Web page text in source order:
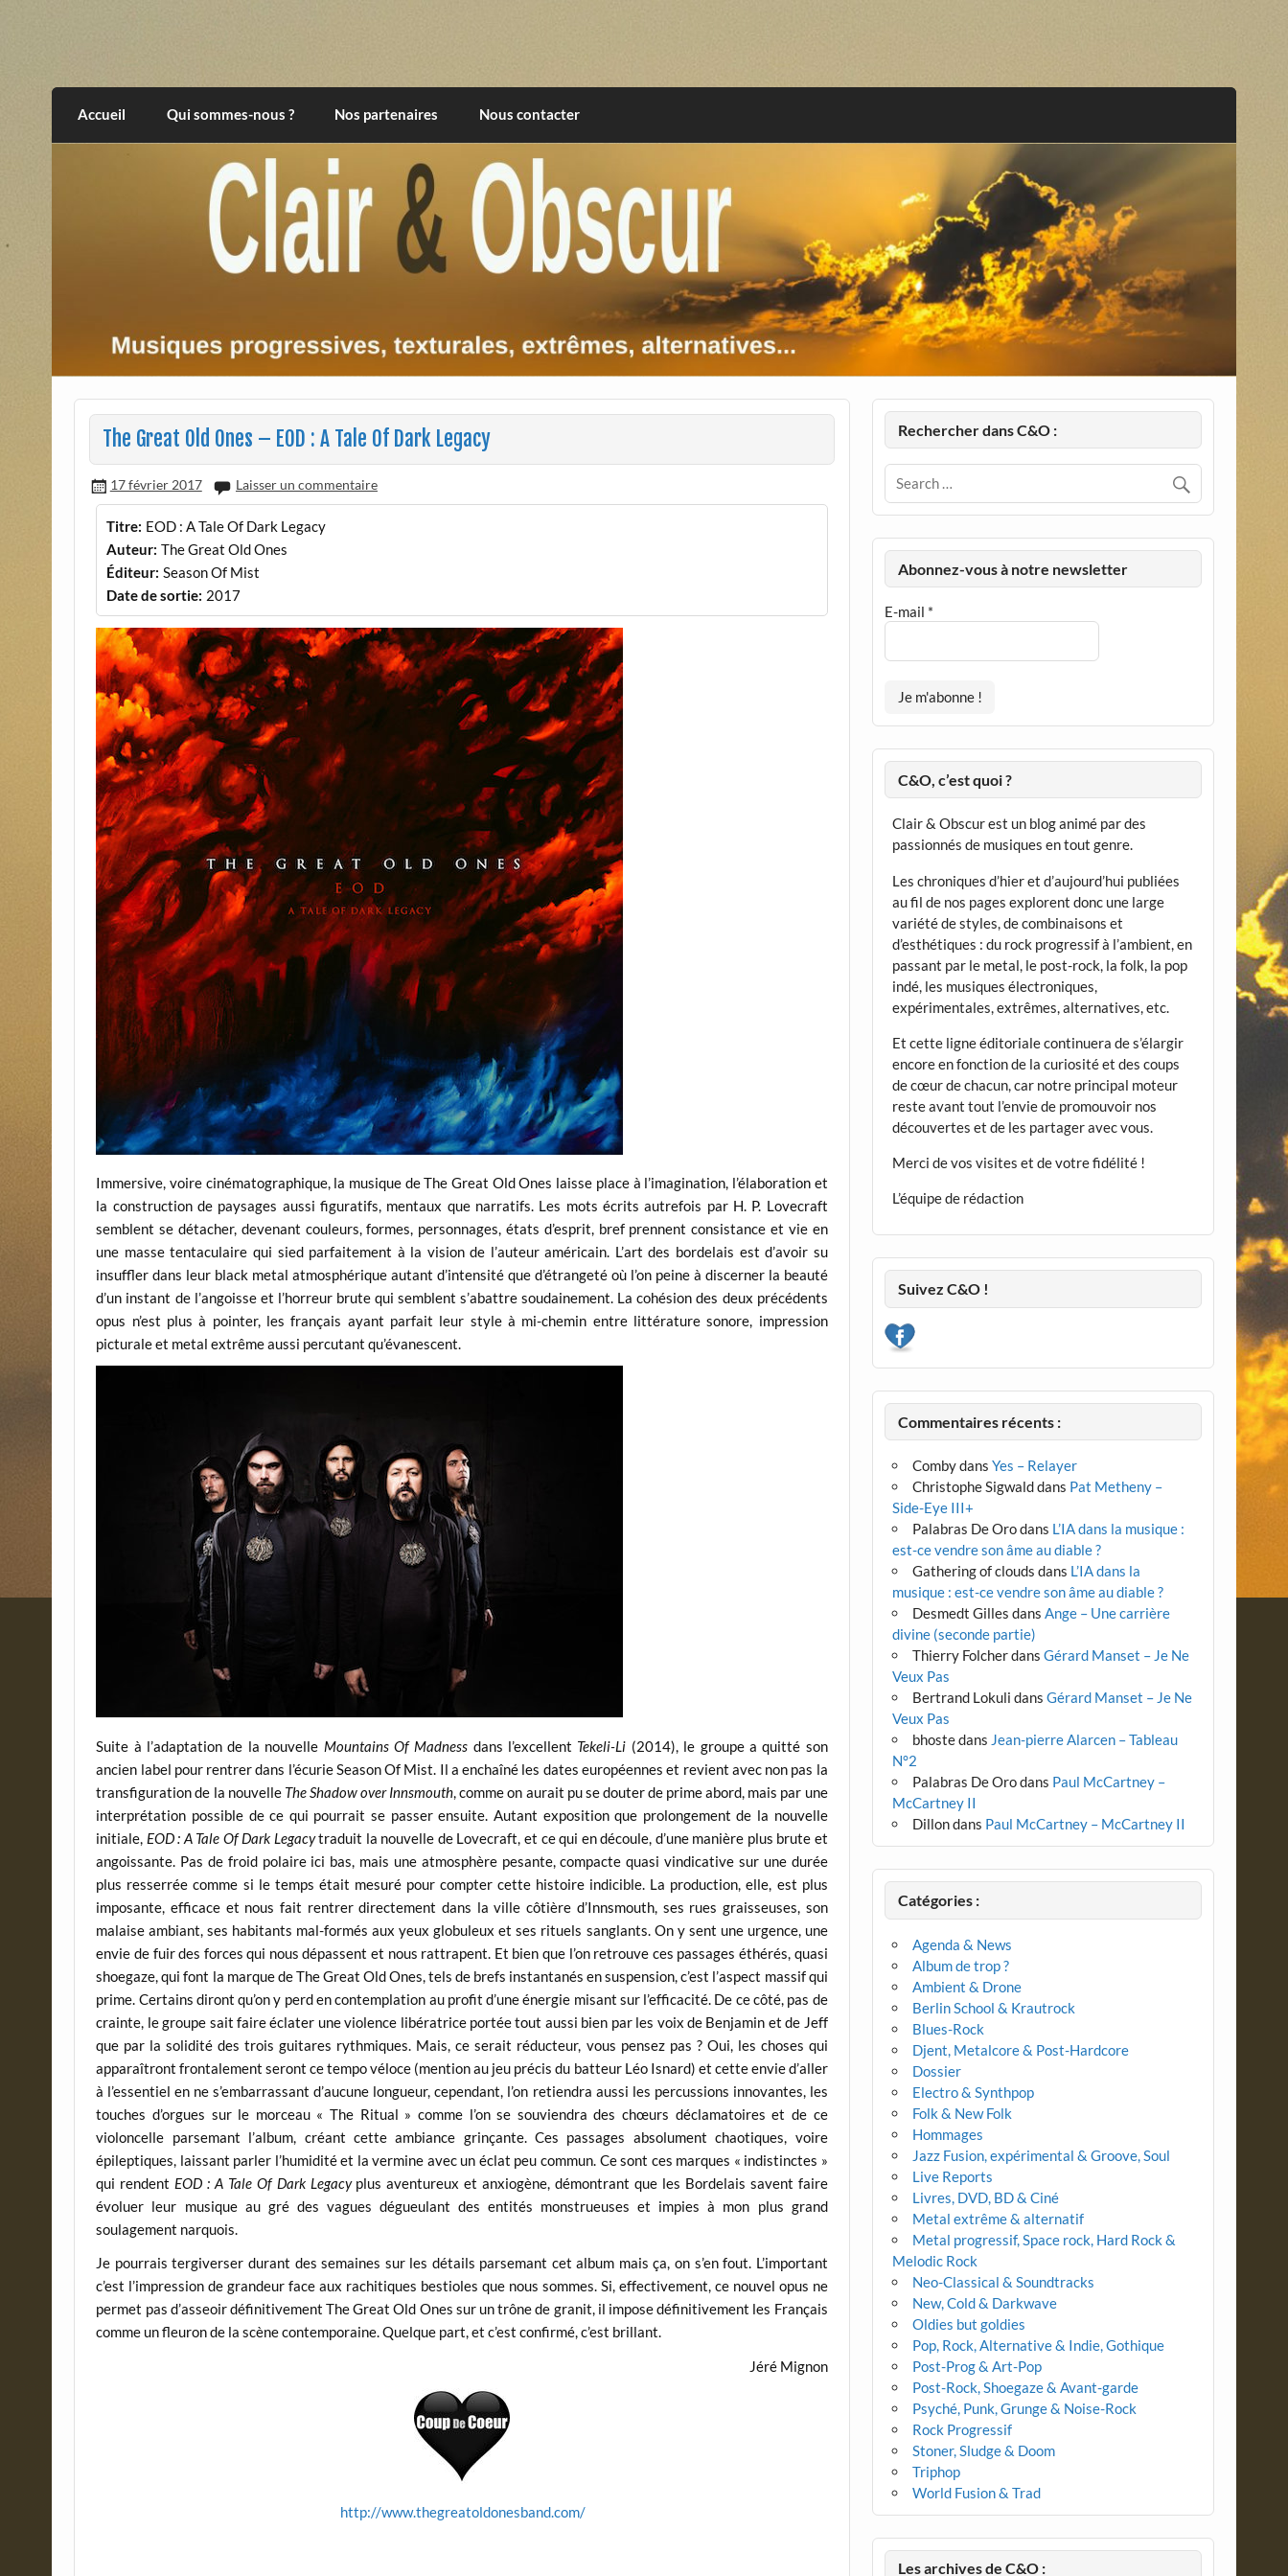
Clair et Obscur
Accueil Qui sommes-nous ? Nos partenaires Nous contacter
The Great Old Ones – EOD : A Tale Of Dark Legacy
17 février 2017 Laisser un commentaire
Titre: EOD : A Tale Of Dark Legacy
Auteur: The Great Old Ones
Éditeur: Season Of Mist
Date de sortie: 2017
Immersive, voire cinématographique, la musique de The Great Old Ones laisse place à l’imagination, l’élaboration et
la construction de paysages aussi figuratifs, mentaux que narratifs. Les mots écrits autrefois par H. P. Lovecraft
semblent se détacher, devenant couleurs, formes, personnages, états d’esprit, bref prennent consistance et vie en
une masse tentaculaire qui sied parfaitement à la vision de l’auteur américain. L’art des bordelais est d’avoir su
insuffler dans leur black metal atmosphérique autant d’intensité que d’étrangeté où l’on peine à discerner la beauté
d’un instant de l’angoisse et l’horreur brute qui semblent s’abattre soudainement. La cohésion des deux précédents
opus n’est plus à pointer, les français ayant parfait leur style à mi-chemin entre littérature sonore, impression
picturale et metal extrême aussi percutant qu’évanescent.
Suite à l’adaptation de la nouvelle Mountains Of Madness dans l’excellent Tekeli-Li (2014), le groupe a quitté son
ancien label pour rentrer dans l’écurie Season Of Mist. Il a enchaîné les dates européennes et revient avec non pas la
transfiguration de la nouvelle The Shadow over Innsmouth, comme on aurait pu se douter de prime abord, mais par une
interprétation possible de ce qui pourrait se passer ensuite. Autant exposition que prolongement de la nouvelle
initiale, EOD : A Tale Of Dark Legacytraduit la nouvelle de Lovecraft, et ce qui en découle, d’une manière plus brute et
angoissante. Pas de froid polaire ici bas, mais une atmosphère pesante, compacte quasi vindicative sur une durée
plus resserrée comme si le temps était mesuré pour compter cette histoire indicible. La production, elle, est plus
imposante, efficace et nous fait rentrer directement dans la ville côtière d’Innsmouth, ses rues graisseuses, son
malaise ambiant, ses habitants mal-formés aux yeux globuleux et ses rituels sanglants. On y sent une urgence, une
envie de fuir des forces qui nous dépassent et nous rattrapent. Et bien que l’on retrouve ces passages éthérés, quasi
shoegaze, qui font la marque de The Great Old Ones, tels de brefs instantanés en suspension, c’est l’aspect massif qui
prime. Certains diront qu’on y perd en contemplation au profit d’une énergie misant sur l’efficacité. De ce côté, pas de
crainte, le groupe sait faire éclater une violence libératrice portée tout aussi bien par les voix de Benjamin et de Jeff
que par la solidité des trois guitares rythmiques. Mais, ce serait réducteur, vous pensez pas ? Oui, les choses qui
apparaîtront frontalement seront ce tempo véloce (mention au jeu précis du batteur Léo Isnard) et cette envie d’aller
à l’essentiel en ne s’embarrassant d’aucune longueur, cependant, l’on retiendra aussi les percussions innovantes, les
touches d’orgues sur le morceau « The Ritual » comme l’on se souviendra des chœurs déclamatoires et de ce
violoncelle parsemant l’album, créant cette ambiance grinçante. Ces passages absolument chaotiques, voire
épileptiques, laissant parler l’humidité et la vermine avec un éclat peu commun. Ce sont ces marques « indistinctes »
qui rendent EOD : A Tale Of Dark Legacyplus aventureux et anxiogène, démontrant que les Bordelais savent faire
évoluer leur musique au gré des vagues dégueulant des entités monstrueuses et impies à mon plus grand
soulagement narquois.
Je pourrais tergiverser durant des semaines sur les détails parsemant cet album mais ça, on s’en fout. L’important
c’est l’impression de grandeur face aux rachitiques bestioles que nous sommes. Si, effectivement, ce nouvel opus ne
permet pas d’asseoir définitivement The Great Old Ones sur un trône de granit, il impose définitivement les Français
comme un fleuron de la scène contemporaine. Quelque part, et c’est confirmé, c’est brillant.
Jéré Mignon
http://www.thegreatoldonesband.com/
Rechercher dans C&O :
Abonnez-vous à notre newsletter
E-mail *
C&O, c’est quoi ?
Clair & Obscur est un blog animé par des
passionnés de musiques en tout genre.
Les chroniques d’hier et d’aujourd’hui publiées
au fil de nos pages explorent donc une large
variété de styles, de combinaisons et
d’esthétiques : du rock progressif à l’ambient, en
passant par le metal, le post-rock, la folk, la pop
indé, les musiques électroniques,
expérimentales, extrêmes, alternatives, etc.
Et cette ligne éditoriale continuera de s’élargir
encore en fonction de la curiosité et des coups
de cœur de chacun, car notre principal moteur
reste avant tout l’envie de promouvoir nos
découvertes et de les partager avec vous.
Merci de vos visites et de votre fidélité !
L’équipe de rédaction
Suivez C&O !
Commentaires récents :
CombydansYes – Relayer
Christophe Sigwalddans Pat Metheny –
Side-Eye III+
Palabras De Orodans L’IA dans la musique :
est-ce vendre son âme au diable ?
Gathering of clouds dans L’IA dans la
musique : est-ce vendre son âme au diable ?
Desmedt Gilles dansAnge – Une carrière
divine (seconde partie)
Thierry FolcherdansGérard Manset – Je Ne
Veux Pas
Bertrand Lokuli dansGérard Manset – Je Ne
Veux Pas
bhostedans Jean-pierre Alarcen – Tableau
N°2
Palabras De Orodans Paul McCartney –
McCartney II
Dillondans Paul McCartney – McCartney II
Catégories :
Agenda & News
Album de trop ?
Ambient & Drone
Berlin School & Krautrock
Blues-Rock
Djent, Metalcore & Post-Hardcore
Dossier
Electro & Synthpop
Folk & New Folk
Hommages
Jazz Fusion, expérimental & Groove, Soul
Live Reports
Livres, DVD, BD & Ciné
Metal extrême & alternatif
Metal progressif, Space rock, Hard Rock &
Melodic Rock
Neo-Classical & Soundtracks
New, Cold & Darkwave
Oldies but goldies
Pop, Rock, Alternative & Indie, Gothique
Post-Prog & Art-Pop
Post-Rock, Shoegaze & Avant-garde
Psyché, Punk, Grunge & Noise-Rock
Rock Progressif
Stoner, Sludge & Doom
Triphop
World Fusion & Trad
Les archives de C&O :